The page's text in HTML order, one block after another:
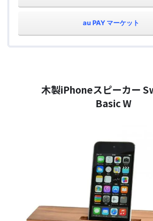
au PAY マーケット
木製iPhoneスピーカー
Basic W